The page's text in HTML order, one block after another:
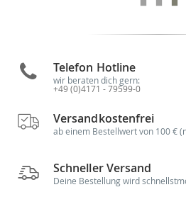
Telefon Hotline
wir beraten dich gern:
+49 (0)4171 - 79599-0
Versandkostenfrei
ab einem Bestellwert von 100 €
Schneller Versand
Deine Bestellung wird